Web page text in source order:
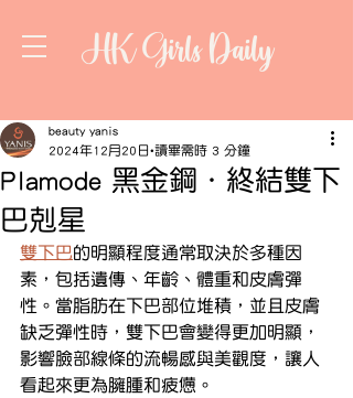
HK Girls Daily
Plamode 黑金鋼．終結雙下
巴剋星
beauty yanis
2024年12月20日 讀畢需時 3 分鐘
雙下巴的明顯程度通常取決於多種因
素，包括遺傳、年齡、體重和皮膚彈
性。當脂肪在下巴部位堆積，並且皮膚
缺乏彈性時，雙下巴會變得更加明顯，
影響臉部線條的流暢感與美觀度，讓人
看起來更為臃腫和疲憊。